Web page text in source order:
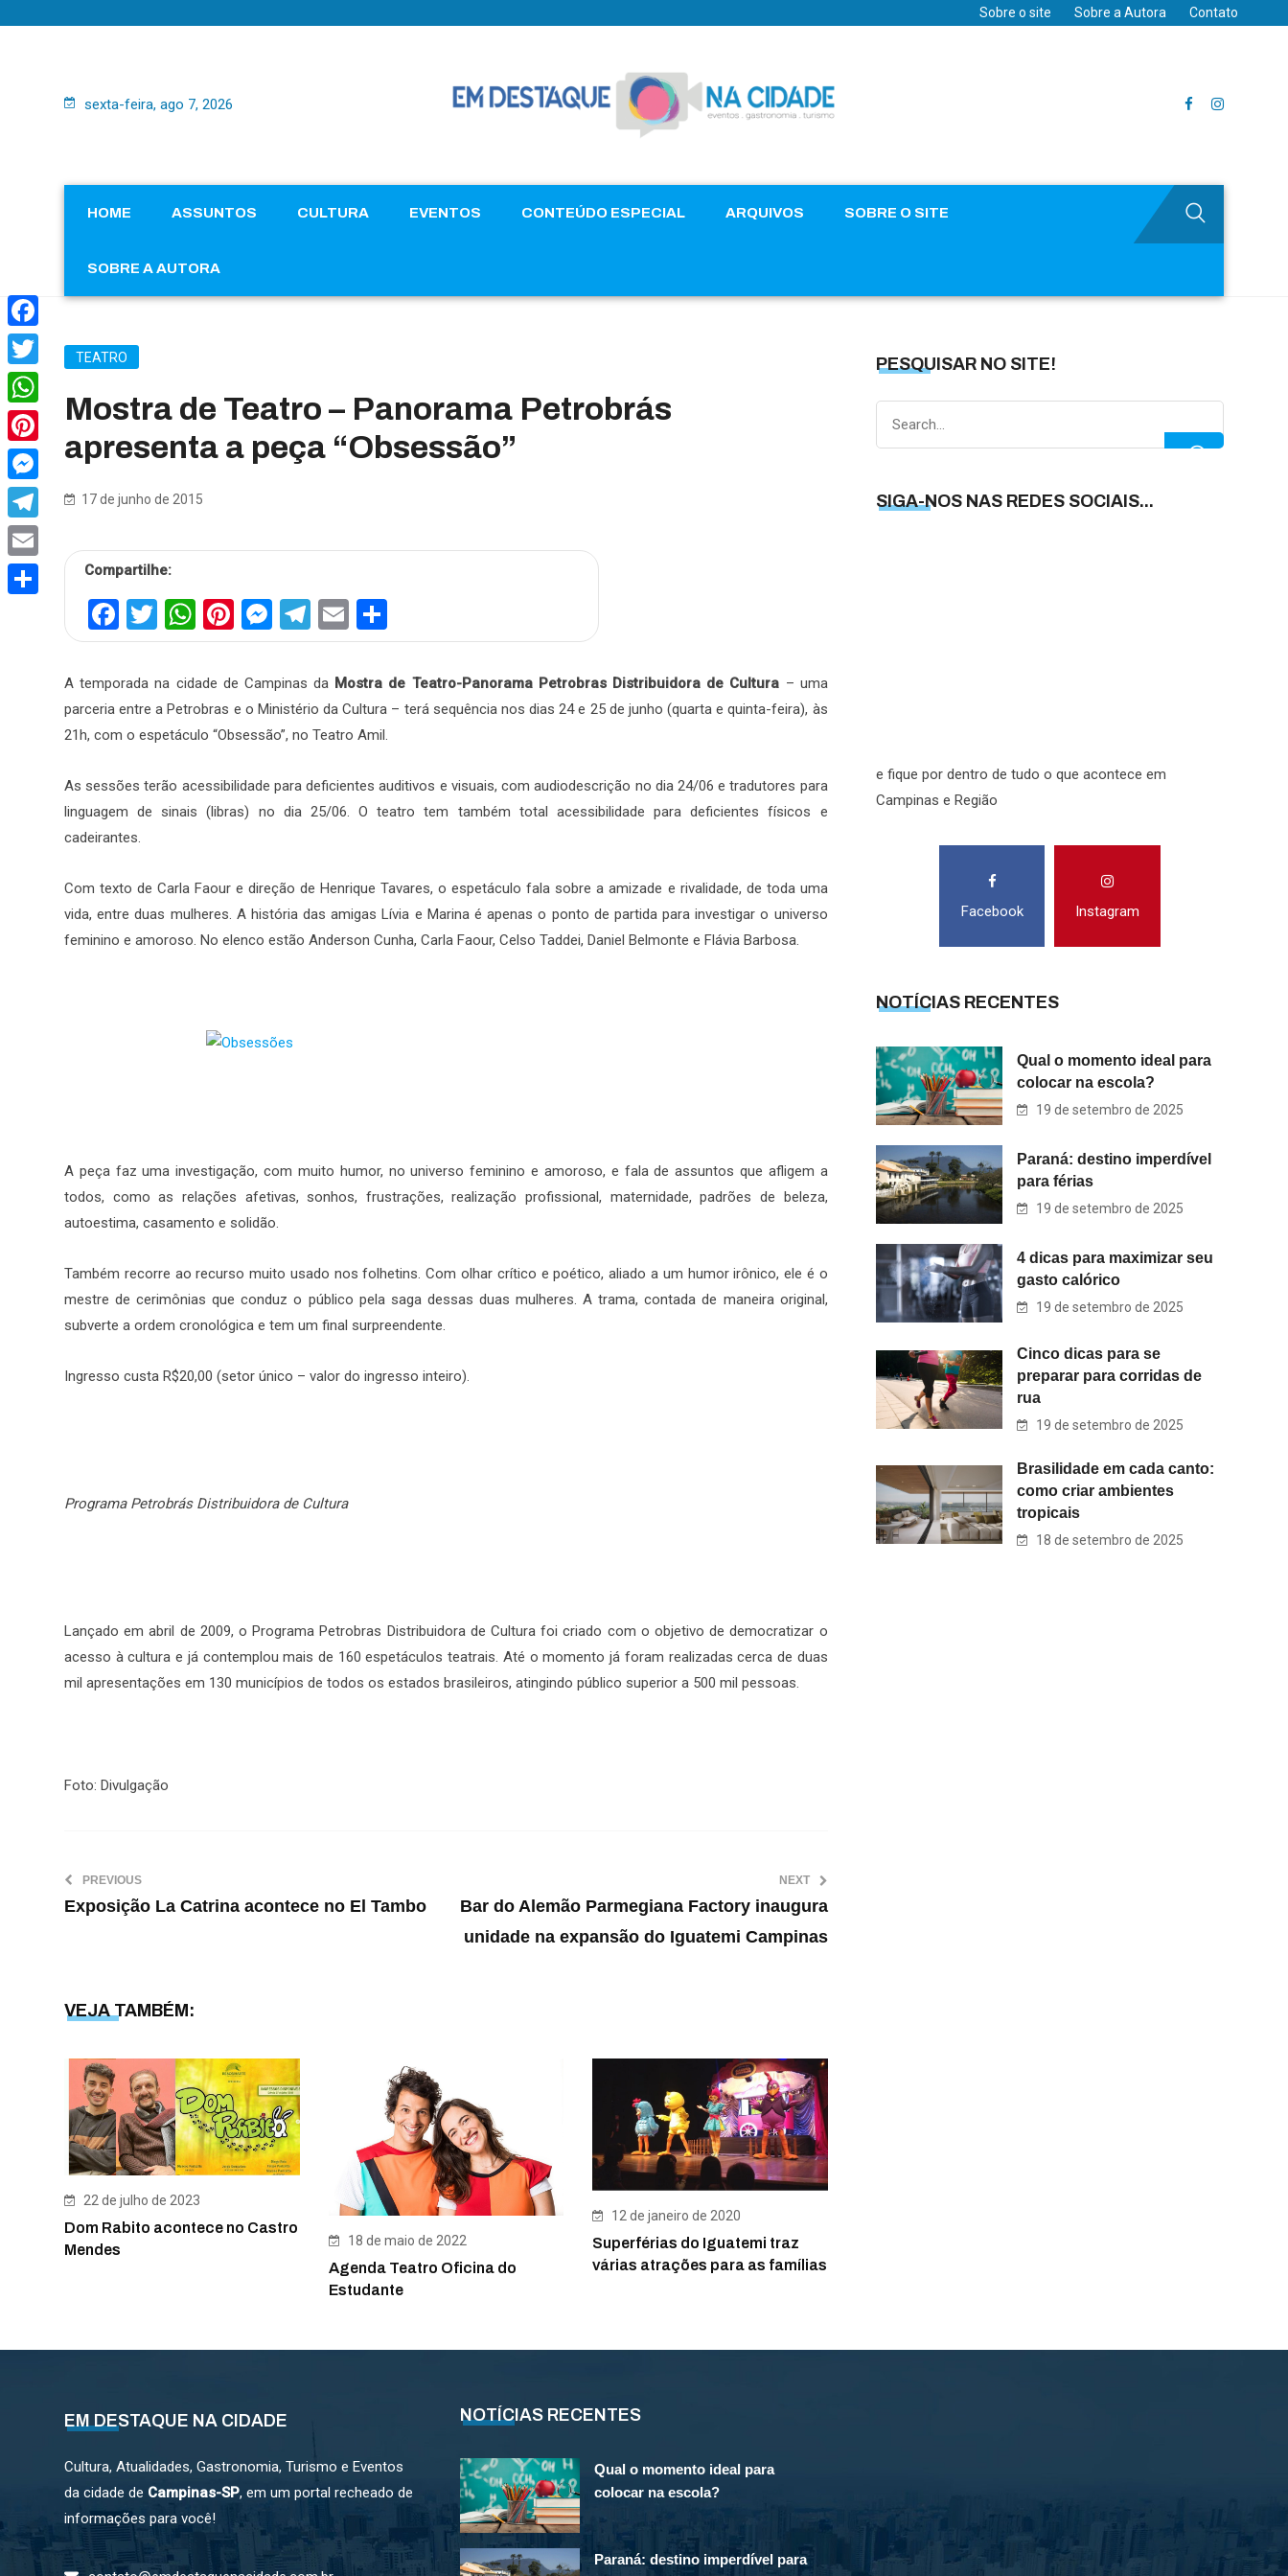
Sobre o site Sobre a Autora Contato
sexta-feira, ago 7, 2026
HOME ASSUNTOS CULTURA EVENTOS CONTEÚDO ESPECIAL ARQUIVOS SOBRE O SITE
SOBRE A AUTORA
TEATRO
Mostra de Teatro – Panorama Petrobrás
apresenta a peça “Obsessão”
17 de junho de 2015
Compartilhe:
Facebook
Twitter
WhatsApp
Pinterest
Messenger
Telegram
Email
A temporada na cidade de Campinas da Mostra de Teatro-Panorama Petrobras Distribuidora de Cultura – uma
parceria entre a Petrobras e o Ministério da Cultura – terá sequência nos dias 24 e 25 de junho (quarta e quinta-feira), às
21h, com o espetáculo “Obsessão”, no Teatro Amil.
As sessões terão acessibilidade para deficientes auditivos e visuais, com audiodescrição no dia 24/06 e tradutores para
linguagem de sinais (libras) no dia 25/06. O teatro tem também total acessibilidade para deficientes físicos e
cadeirantes.
Com texto de Carla Faour e direção de Henrique Tavares, o espetáculo fala sobre a amizade e rivalidade, de toda uma
vida, entre duas mulheres. A história das amigas Lívia e Marina é apenas o ponto de partida para investigar o universo
feminino e amoroso. No elenco estão Anderson Cunha, Carla Faour, Celso Taddei, Daniel Belmonte e Flávia Barbosa.
A peça faz uma investigação, com muito humor, no universo feminino e amoroso, e fala de assuntos que afligem a
todos, como as relações afetivas, sonhos, frustrações, realização profissional, maternidade, padrões de beleza,
autoestima, casamento e solidão.
Também recorre ao recurso muito usado nos folhetins. Com olhar crítico e poético, aliado a um humor irônico, ele é o
mestre de cerimônias que conduz o público pela saga dessas duas mulheres. A trama, contada de maneira original,
subverte a ordem cronológica e tem um final surpreendente.
Ingresso custa R$20,00 (setor único – valor do ingresso inteiro).
Programa Petrobrás Distribuidora de Cultura
Lançado em abril de 2009, o Programa Petrobras Distribuidora de Cultura foi criado com o objetivo de democratizar o
acesso à cultura e já contemplou mais de 160 espetáculos teatrais. Até o momento já foram realizadas cerca de duas
mil apresentações em 130 municípios de todos os estados brasileiros, atingindo público superior a 500 mil pessoas.
Foto: Divulgação
PREVIOUS
Exposição La Catrina acontece no El Tambo
NEXT
Bar do Alemão Parmegiana Factory inaugura
unidade na expansão do Iguatemi Campinas
VEJA TAMBÉM:
22 de julho de 2023
Dom Rabito acontece no Castro
Mendes
18 de maio de 2022
Agenda Teatro Oficina do
Estudante
12 de janeiro de 2020
Superférias do Iguatemi traz
várias atrações para as famílias
PESQUISAR NO SITE!
SIGA-NOS NAS REDES SOCIAIS...
e fique por dentro de tudo o que acontece em
Campinas e Região
Facebook Instagram
NOTÍCIAS RECENTES
Qual o momento ideal para
colocar na escola?
19 de setembro de 2025
Paraná: destino imperdível
para férias
19 de setembro de 2025
4 dicas para maximizar seu
gasto calórico
19 de setembro de 2025
Cinco dicas para se
preparar para corridas de
rua
19 de setembro de 2025
Brasilidade em cada canto:
como criar ambientes
tropicais
18 de setembro de 2025
EM DESTAQUE NA CIDADE
Cultura, Atualidades, Gastronomia, Turismo e Eventos
da cidade de Campinas-SP, em um portal recheado de
informações para você!
NOTÍCIAS RECENTES
Qual o momento ideal para
colocar na escola?
Paraná: destino imperdível para
Facebook
Twitter
WhatsApp
Pinterest
Messenger
Telegram
Email